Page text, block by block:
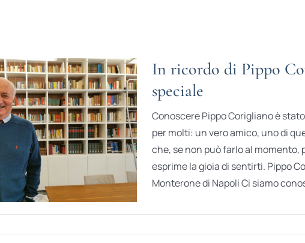
In ricordo di Pippo
speciale
Conoscere Pippo Corigliano è
per molti: un vero amico, uno di
che, se non può farlo al
esprime la gioia di sentirti. Pippo
Monterone di Napoli Ci siamo